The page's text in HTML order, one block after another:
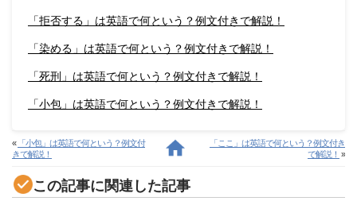
「拒否する」は英語で何という？例文付きで解説！
「染める」は英語で何という？例文付きで解説！
「死刑」は英語で何という？例文付きで解説！
「小包」は英語で何という？例文付きで解説！
« 「小包」は英語で何という？例文付
きで解説！
「ここ」は英語で何という？例文付き
で解説！ »
この記事に関連した記事